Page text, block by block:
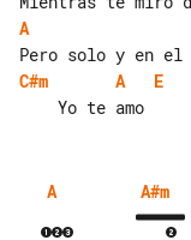
A
C#m
A
E
A A#m